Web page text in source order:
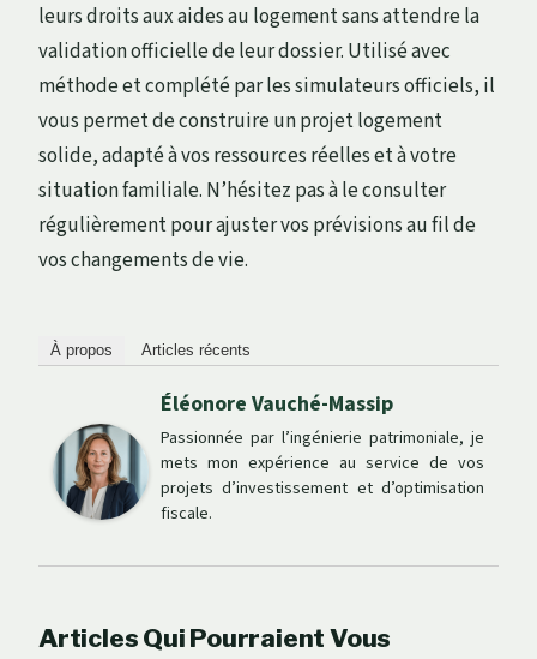
leurs droits aux aides au logement sans attendre la
validation officielle de leur dossier. Utilisé avec
méthode et complété par les simulateurs officiels, il
vous permet de construire un projet logement
solide, adapté à vos ressources réelles et à votre
situation familiale. N’hésitez pas à le consulter
régulièrement pour ajuster vos prévisions au fil de
vos changements de vie.
À propos Articles récents
Éléonore Vauché-Massip
Passionnée par l’ingénierie patrimoniale, je
mets mon expérience au service de vos
projets d’investissement et d’optimisation
fiscale.
Articles Qui Pourraient Vous